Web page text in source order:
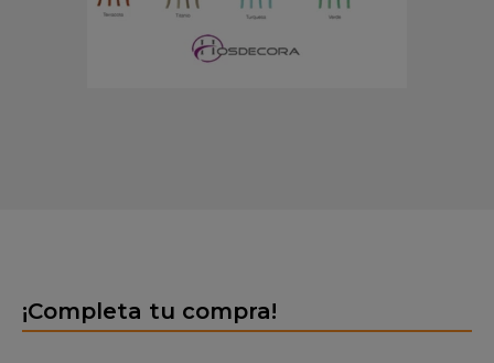
¡Completa tu compra!